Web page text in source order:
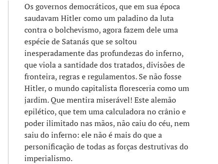
Os governos democráticos, que em sua época
saudavam Hitler como um paladino da luta
contra o bolchevismo, agora fazem dele uma
espécie de Satanás que se soltou
inesperadamente das profundezas do inferno,
que viola a santidade dos tratados, divisões de
fronteira, regras e regulamentos. Se não fosse
Hitler, o mundo capitalista floresceria como um
jardim. Que mentira miserável! Este alemão
epilético, que tem uma calculadora no crânio e
poder ilimitado nas mãos, não caiu do céu, nem
saiu do inferno: ele não é mais do que a
personificação de todas as forças destrutivas do
imperialismo.